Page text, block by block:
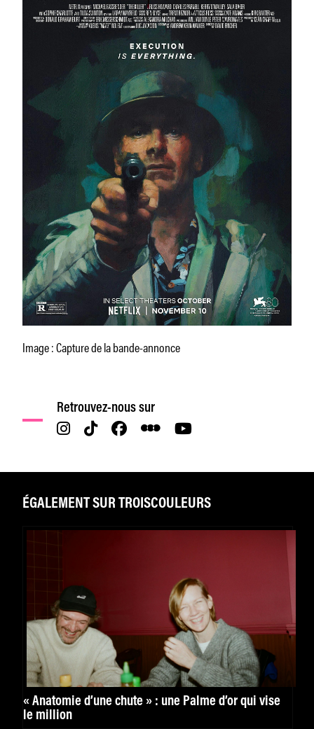
Image : Capture de la bande-annonce
Retrouvez-nous sur
ÉGALEMENT SUR TROISCOULEURS
« Anatomie d’une chute » : une Palme d’or qui vise
le million